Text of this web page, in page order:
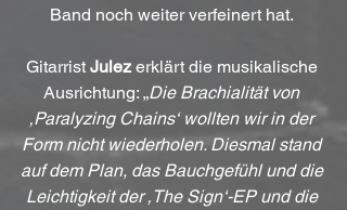
Band noch weiter verfeinert hat.
Gitarrist Julez erklärt die musikalische
Ausrichtung: „Die Brachialität von
‚Paralyzing Chains‘ wollten wir in der
Form nicht wiederholen. Diesmal stand
auf dem Plan, das Bauchgefühl und die
Leichtigkeit der ‚The Sign‘-EP und die